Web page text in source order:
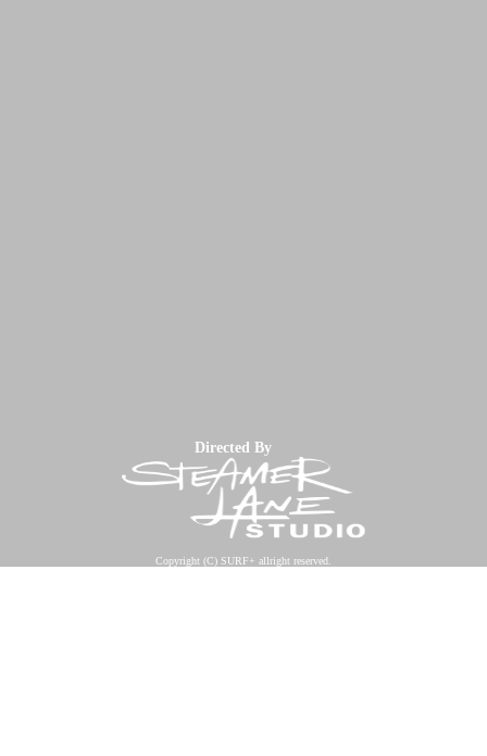
Directed By
Copyright (C) SURF+ allright reserved.